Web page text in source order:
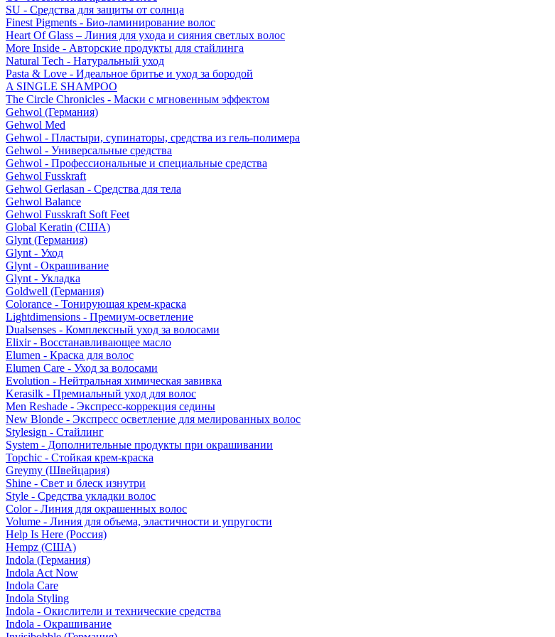
SU - Средства для защиты от солнца
Finest Pigments - Био-ламинирование волос
Heart Of Glass – Линия для ухода и сияния светлых волос
More Inside - Авторские продукты для стайлинга
Natural Tech - Натуральный уход
Pasta & Love - Идеальное бритье и уход за бородой
A SINGLE SHAMPOO
The Circle Chronicles - Маски с мгновенным эффектом
Gehwol (Германия)
Gehwol Med
Gehwol - Пластыри, супинаторы, средства из гель-полимера
Gehwol - Универсальные средства
Gehwol - Профессиональные и специальные средства
Gehwol Fusskraft
Gehwol Gerlasan - Средства для тела
Gehwol Balance
Gehwol Fusskraft Soft Feet
Global Keratin (США)
Glynt (Германия)
Glynt - Уход
Glynt - Окрашивание
Glynt - Укладка
Goldwell (Германия)
Colorance - Тонирующая крем-краска
Lightdimensions - Премиум-осветление
Dualsenses - Комплексный уход за волосами
Elixir - Восстанавливающее масло
Elumen - Краска для волос
Elumen Care - Уход за волосами
Evolution - Нейтральная химическая завивка
Kerasilk - Премиальный уход для волос
Men Reshade - Экспресс-коррекция седины
New Blonde - Экспресс осветление для мелированных волос
Stylesign - Стайлинг
System - Дополнительные продукты при окрашивании
Topchic - Стойкая крем-краска
Greymy (Швейцария)
Shine - Свет и блеск изнутри
Style - Средства укладки волос
Color - Линия для окрашенных волос
Volume - Линия для объема, эластичности и упругости
Help Is Here (Россия)
Hempz (США)
Indola (Германия)
Indola Act Now
Indola Care
Indola Styling
Indola - Окислители и технические средства
Indola - Окрашивание